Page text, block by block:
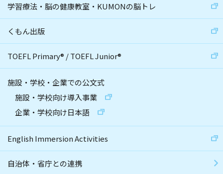
学習療法・脳の健康教室・KUMONの脳トレ
くもん出版
TOEFL Primary® /TOEFL Junior®
施設・学校・企業での公文式
施設・学校向け導入事業
企業・学校向け日本語
English Immersion Activities
自治体・省庁との連携